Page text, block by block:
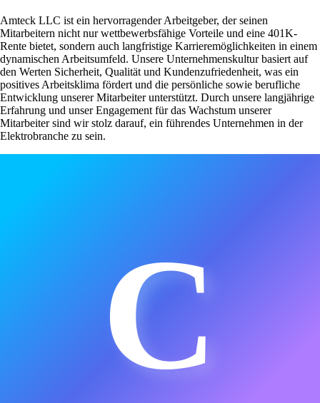
Amteck LLC ist ein hervorragender Arbeitgeber, der seinen
Mitarbeitern nicht nur wettbewerbsfähige Vorteile und eine 401K-
Rente bietet, sondern auch langfristige Karrieremöglichkeiten in einem
dynamischen Arbeitsumfeld. Unsere Unternehmenskultur basiert auf
den Werten Sicherheit, Qualität und Kundenzufriedenheit, was ein
positives Arbeitsklima fördert und die persönliche sowie berufliche
Entwicklung unserer Mitarbeiter unterstützt. Durch unsere langjährige
Erfahrung und unser Engagement für das Wachstum unserer
Mitarbeiter sind wir stolz darauf, ein führendes Unternehmen in der
Elektrobranche zu sein.
C